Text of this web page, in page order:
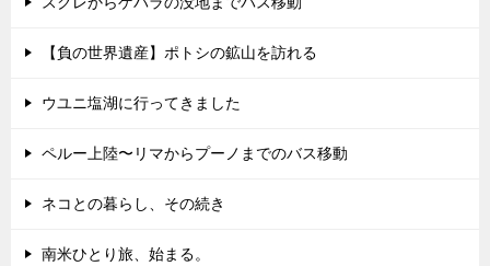
【負の世界遺産】ポトシの鉱山を訪れる
ウユニ塩湖に行ってきました
ペルー上陸〜リマからプーノまでのバス移動
ネコとの暮らし、その続き
南米ひとり旅、始まる。